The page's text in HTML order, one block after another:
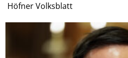
Höfner Volksblatt